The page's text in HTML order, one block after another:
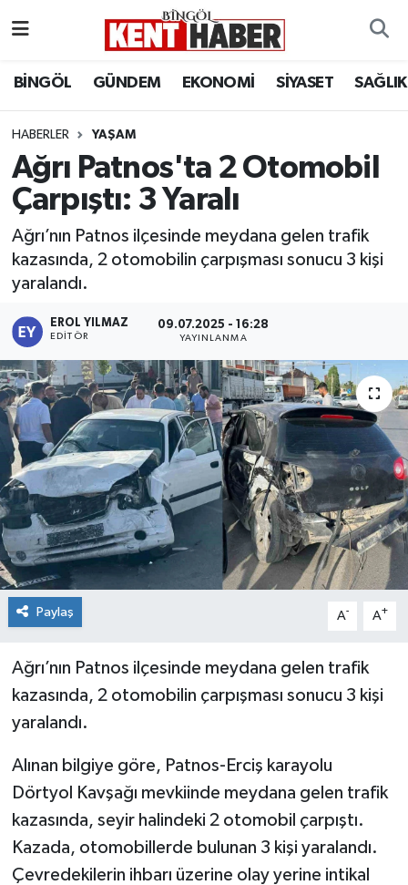
BİNGÖL GÜNDEM EKONOMİ SİYASET SAĞLIK
HABERLER YAŞAM
Ağrı Patnos'ta 2 Otomobil
Çarpıştı: 3 Yaralı
Ağrı’nın Patnos ilçesinde meydana gelen trafik
kazasında, 2 otomobilin çarpışması sonucu 3 kişi
yaralandı.
EROL YILMAZ
EDITÖR
09.07.2025 - 16:28
YAYINLANMA
Paylaş A- A+
Ağrı’nın Patnos ilçesinde meydana gelen trafik
kazasında, 2 otomobilin çarpışması sonucu 3 kişi
yaralandı.
Alınan bilgiye göre, Patnos-Erciş karayolu
Dörtyol Kavşağı mevkiinde meydana gelen trafik
kazasında, seyir halindeki 2 otomobil çarpıştı.
Kazada, otomobillerde bulunan 3 kişi yaralandı.
Çevredekilerin ihbarı üzerine olay yerine intikal
BİLİM-TEKNOLOJİ
DÜNYA
EĞİTİM
EKONOMİ
KARLIOVA
KİĞI
MERKEZ
RESMİ İLANLAR
SAĞLIK
SİYASET
SOLHAN
SPOR
YAYLADERE
YEDİSU
Bingöl Hava Durumu
Bingöl Namaz Vakitleri
Bingöl Trafik Yoğunluk Haritası
Süper Lig Puan Durumu ve Fikstür
Haber Arşivi